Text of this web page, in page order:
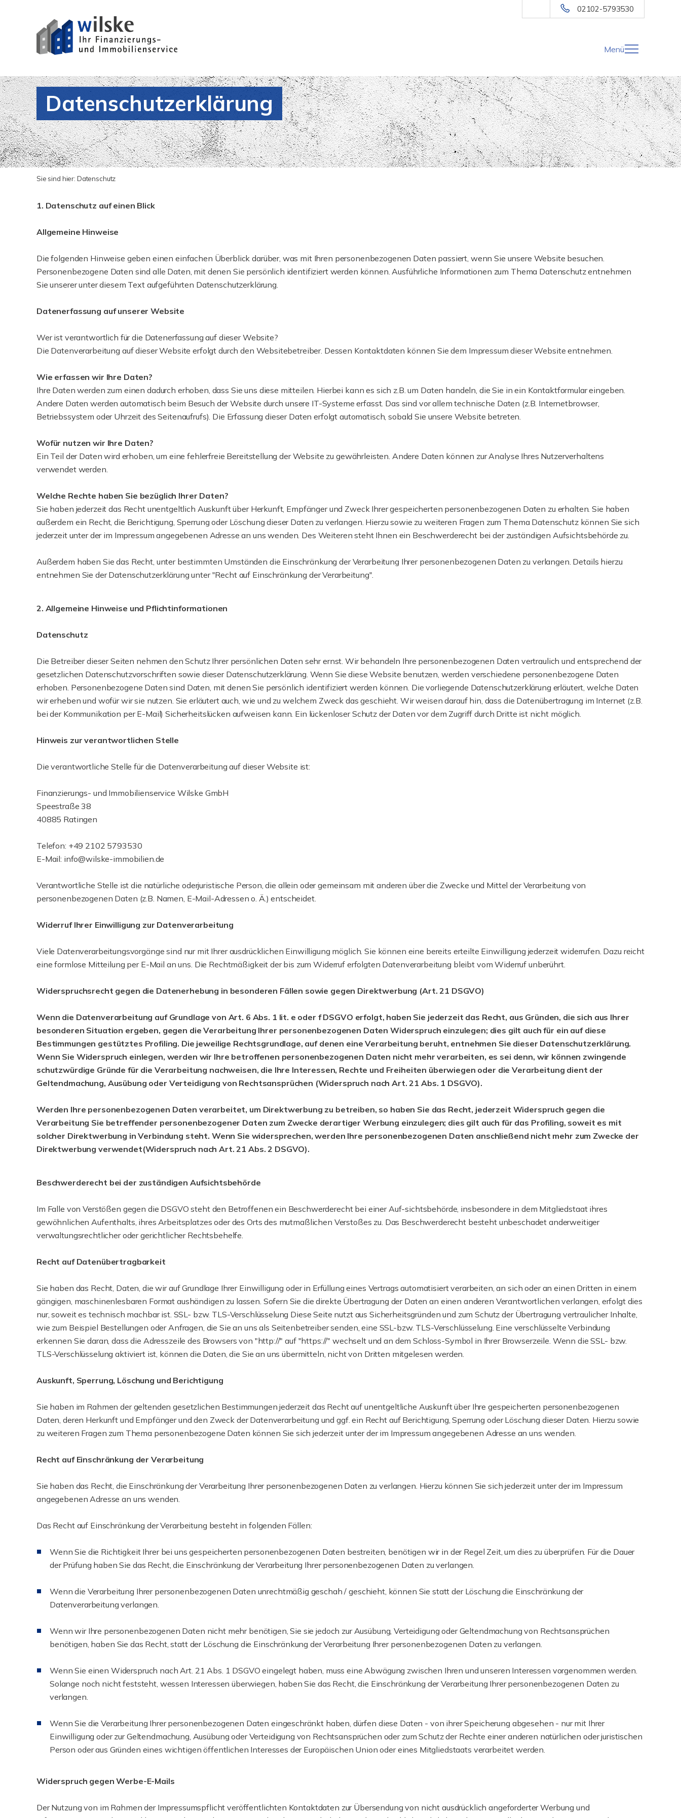
02102-5793530
Menü
Datenschutzerklärung
Sie sind hier: Datenschutz
1. Datenschutz auf einen Blick
Allgemeine Hinweise
Die folgenden Hinweise geben einen einfachen Überblick darüber, was mit Ihren personenbezogenen Daten passiert, wenn Sie unsere Website besuchen.
Personenbezogene Daten sind alle Daten, mit denen Sie persönlich identifiziert werden können. Ausführliche Informationen zum Thema Datenschutz entnehmen
Sie unserer unter diesem Text aufgeführten Datenschutzerklärung.
Datenerfassung auf unserer Website
Wer ist verantwortlich für die Datenerfassung auf dieser Website?
Die Datenverarbeitung auf dieser Website erfolgt durch den Websitebetreiber. Dessen Kontaktdaten können Sie dem Impressum dieser Website entnehmen.
Wie erfassen wir Ihre Daten?
Ihre Daten werden zum einen dadurch erhoben, dass Sie uns diese mitteilen. Hierbei kann es sich z.B. um Daten handeln, die Sie in ein Kontaktformular eingeben.
Andere Daten werden automatisch beim Besuch der Website durch unsere IT-Systeme erfasst. Das sind vor allem technische Daten (z.B. Internetbrowser,
Betriebssystem oder Uhrzeit des Seitenaufrufs). Die Erfassung dieser Daten erfolgt automatisch, sobald Sie unsere Website betreten.
Wofür nutzen wir Ihre Daten?
Ein Teil der Daten wird erhoben, um eine fehlerfreie Bereitstellung der Website zu gewährleisten. Andere Daten können zur Analyse Ihres Nutzerverhaltens
verwendet werden.
Welche Rechte haben Sie bezüglich Ihrer Daten?
Sie haben jederzeit das Recht unentgeltlich Auskunft über Herkunft, Empfänger und Zweck Ihrer gespeicherten personenbezogenen Daten zu erhalten. Sie haben
außerdem ein Recht, die Berichtigung, Sperrung oder Löschung dieser Daten zu verlangen. Hierzu sowie zu weiteren Fragen zum Thema Datenschutz können Sie sich
jederzeit unter der im Impressum angegebenen Adresse an uns wenden. Des Weiteren steht Ihnen ein Beschwerderecht bei der zuständigen Aufsichtsbehörde zu.
Außerdem haben Sie das Recht, unter bestimmten Umständen die Einschränkung der Verarbeitung Ihrer personenbezogenen Daten zu verlangen. Details hierzu
entnehmen Sie der Datenschutzerklärung unter "Recht auf Einschränkung der Verarbeitung".
2. Allgemeine Hinweise und Pflichtinformationen
Datenschutz
Die Betreiber dieser Seiten nehmen den Schutz Ihrer persönlichen Daten sehr ernst. Wir behandeln Ihre personenbezogenen Daten vertraulich und entsprechend der
gesetzlichen Datenschutzvorschriften sowie dieser Datenschutzerklärung. Wenn Sie diese Website benutzen, werden verschiedene personenbezogene Daten
erhoben. Personenbezogene Daten sind Daten, mit denen Sie persönlich identifiziert werden können. Die vorliegende Datenschutzerklärung erläutert, welche Daten
wir erheben und wofür wir sie nutzen. Sie erläutert auch, wie und zu welchem Zweck das geschieht. Wir weisen darauf hin, dass die Datenübertragung im Internet (z.B.
bei der Kommunikation per E-Mail) Sicherheitslücken aufweisen kann. Ein lückenloser Schutz der Daten vor dem Zugriff durch Dritte ist nicht möglich.
Hinweis zur verantwortlichen Stelle
Die verantwortliche Stelle für die Datenverarbeitung auf dieser Website ist:
Finanzierungs- und Immobilienservice Wilske GmbH
Speestraße 38
40885 Ratingen
Telefon: +49 2102 5793530
E-Mail: info@wilske-immobilien.de
Verantwortliche Stelle ist die natürliche oderjuristische Person, die allein oder gemeinsam mit anderen über die Zwecke und Mittel der Verarbeitung von
personenbezogenen Daten (z.B. Namen, E-Mail-Adressen o. Ä.) entscheidet.
Widerruf Ihrer Einwilligung zur Datenverarbeitung
Viele Datenverarbeitungsvorgänge sind nur mit Ihrer ausdrücklichen Einwilligung möglich. Sie können eine bereits erteilte Einwilligung jederzeit widerrufen. Dazu reicht
eine formlose Mitteilung per E-Mail an uns. Die Rechtmäßigkeit der bis zum Widerruf erfolgten Datenverarbeitung bleibt vom Widerruf unberührt.
Widerspruchsrecht gegen die Datenerhebung in besonderen Fällen sowie gegen Direktwerbung (Art. 21 DSGVO)
Wenn die Datenverarbeitung auf Grundlage von Art. 6 Abs. 1 lit. e oder f DSGVO erfolgt, haben Sie jederzeit das Recht, aus Gründen, die sich aus Ihrer
besonderen Situation ergeben, gegen die Verarbeitung Ihrer personenbezogenen Daten Widerspruch einzulegen; dies gilt auch für ein auf diese
Bestimmungen gestütztes Profiling. Die jeweilige Rechtsgrundlage, auf denen eine Verarbeitung beruht, entnehmen Sie dieser Datenschutzerklärung.
Wenn Sie Widerspruch einlegen, werden wir Ihre betroffenen personenbezogenen Daten nicht mehr verarbeiten, es sei denn, wir können zwingende
schutzwürdige Gründe für die Verarbeitung nachweisen, die Ihre Interessen, Rechte und Freiheiten überwiegen oder die Verarbeitung dient der
Geltendmachung, Ausübung oder Verteidigung von Rechtsansprüchen (Widerspruch nach Art. 21 Abs. 1 DSGVO).
Werden Ihre personenbezogenen Daten verarbeitet, um Direktwerbung zu betreiben, so haben Sie das Recht, jederzeit Widerspruch gegen die
Verarbeitung Sie betreffender personenbezogener Daten zum Zwecke derartiger Werbung einzulegen; dies gilt auch für das Profiling, soweit es mit
solcher Direktwerbung in Verbindung steht. Wenn Sie widersprechen, werden Ihre personenbezogenen Daten anschließend nicht mehr zum Zwecke der
Direktwerbung verwendet(Widerspruch nach Art. 21 Abs. 2 DSGVO).
Beschwerderecht bei der zuständigen Aufsichtsbehörde
Im Falle von Verstößen gegen die DSGVO steht den Betroffenen ein Beschwerderecht bei einer Auf-sichtsbehörde, insbesondere in dem Mitgliedstaat ihres
gewöhnlichen Aufenthalts, ihres Arbeitsplatzes oder des Orts des mutmaßlichen Verstoßes zu. Das Beschwerderecht besteht unbeschadet anderweitiger
verwaltungsrechtlicher oder gerichtlicher Rechtsbehelfe.
Recht auf Datenübertragbarkeit
Sie haben das Recht, Daten, die wir auf Grundlage Ihrer Einwilligung oder in Erfüllung eines Vertrags automatisiert verarbeiten, an sich oder an einen Dritten in einem
gängigen, maschinenlesbaren Format aushändigen zu lassen. Sofern Sie die direkte Übertragung der Daten an einen anderen Verantwortlichen verlangen, erfolgt dies
nur, soweit es technisch machbar ist. SSL- bzw. TLS-Verschlüsselung Diese Seite nutzt aus Sicherheitsgründen und zum Schutz der Übertragung vertraulicher Inhalte,
wie zum Beispiel Bestellungen oder Anfragen, die Sie an uns als Seitenbetreiber senden, eine SSL-bzw. TLS-Verschlüsselung. Eine verschlüsselte Verbindung
erkennen Sie daran, dass die Adresszeile des Browsers von "http://" auf "https://" wechselt und an dem Schloss-Symbol in Ihrer Browserzeile. Wenn die SSL- bzw.
TLS-Verschlüsselung aktiviert ist, können die Daten, die Sie an uns übermitteln, nicht von Dritten mitgelesen werden.
Auskunft, Sperrung, Löschung und Berichtigung
Sie haben im Rahmen der geltenden gesetzlichen Bestimmungen jederzeit das Recht auf unentgeltliche Auskunft über Ihre gespeicherten personenbezogenen
Daten, deren Herkunft und Empfänger und den Zweck der Datenverarbeitung und ggf. ein Recht auf Berichtigung, Sperrung oder Löschung dieser Daten. Hierzu sowie
zu weiteren Fragen zum Thema personenbezogene Daten können Sie sich jederzeit unter der im Impressum angegebenen Adresse an uns wenden.
Recht auf Einschränkung der Verarbeitung
Sie haben das Recht, die Einschränkung der Verarbeitung Ihrer personenbezogenen Daten zu verlangen. Hierzu können Sie sich jederzeit unter der im Impressum
angegebenen Adresse an uns wenden.
Das Recht auf Einschränkung der Verarbeitung besteht in folgenden Fällen:
Wenn Sie die Richtigkeit Ihrer bei uns gespeicherten personenbezogenen Daten bestreiten, benötigen wir in der Regel Zeit, um dies zu überprüfen. Für die Dauer
der Prüfung haben Sie das Recht, die Einschränkung der Verarbeitung Ihrer personenbezogenen Daten zu verlangen.
Wenn die Verarbeitung Ihrer personenbezogenen Daten unrechtmäßig geschah / geschieht, können Sie statt der Löschung die Einschränkung der
Datenverarbeitung verlangen.
Wenn wir Ihre personenbezogenen Daten nicht mehr benötigen, Sie sie jedoch zur Ausübung, Verteidigung oder Geltendmachung von Rechtsansprüchen
benötigen, haben Sie das Recht, statt der Löschung die Einschränkung der Verarbeitung Ihrer personenbezogenen Daten zu verlangen.
Wenn Sie einen Widerspruch nach Art. 21 Abs. 1 DSGVO eingelegt haben, muss eine Abwägung zwischen Ihren und unseren Interessen vorgenommen werden.
Solange noch nicht feststeht, wessen Interessen überwiegen, haben Sie das Recht, die Einschränkung der Verarbeitung Ihrer personenbezogenen Daten zu
verlangen.
Wenn Sie die Verarbeitung Ihrer personenbezogenen Daten eingeschränkt haben, dürfen diese Daten - von ihrer Speicherung abgesehen - nur mit Ihrer
Einwilligung oder zur Geltendmachung, Ausübung oder Verteidigung von Rechtsansprüchen oder zum Schutz der Rechte einer anderen natürlichen oder juristischen
Person oder aus Gründen eines wichtigen öffentlichen Interesses der Europäischen Union oder eines Mitgliedstaats verarbeitet werden.
Widerspruch gegen Werbe-E-Mails
Der Nutzung von im Rahmen der Impressumspflicht veröffentlichten Kontaktdaten zur Übersendung von nicht ausdrücklich angeforderter Werbung und